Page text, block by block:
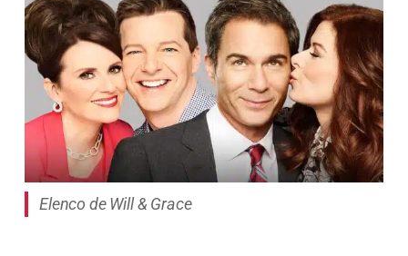
Elenco de Will & Grace